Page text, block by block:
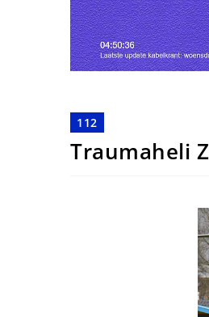
112
Traumaheli